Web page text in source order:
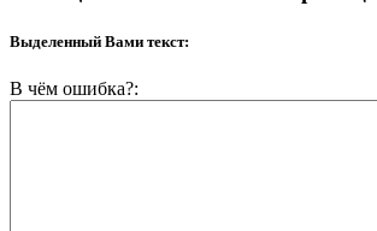
Выделенный Вами текст:
В чём ошибка?: